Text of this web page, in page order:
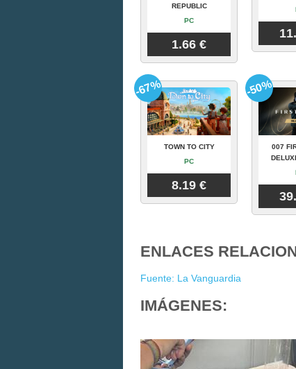
REPUBLIC
PC
1.66 €
TOWN TO CITY
PC
8.19 €
-67%
007
-50%
ENLACES
Fuente: La Vanguardia
IMÁGENES: